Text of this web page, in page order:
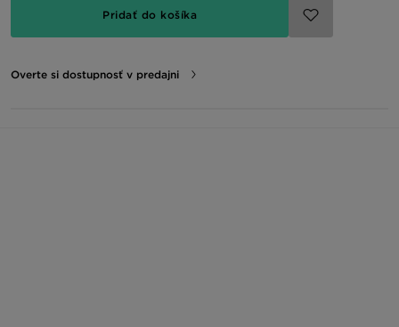
Pridať do košíka
Overte si dostupnosť v predajni